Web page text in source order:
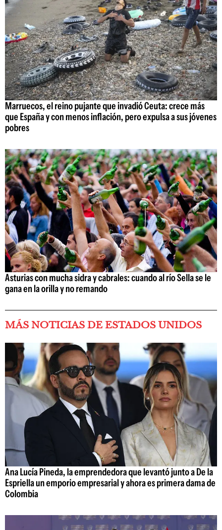
Marruecos, el reino pujante que invadió Ceuta: crece más
que España y con menos inflación, pero expulsa a sus jóvenes
pobres
Asturias con mucha sidra y cabrales: cuando al río Sella se le
gana en la orilla y no remando
MÁS NOTICIAS DE ESTADOS UNIDOS
Ana Lucía Pineda, la emprendedora que levantó junto a De la
Espriella un emporio empresarial y ahora es primera dama de
Colombia